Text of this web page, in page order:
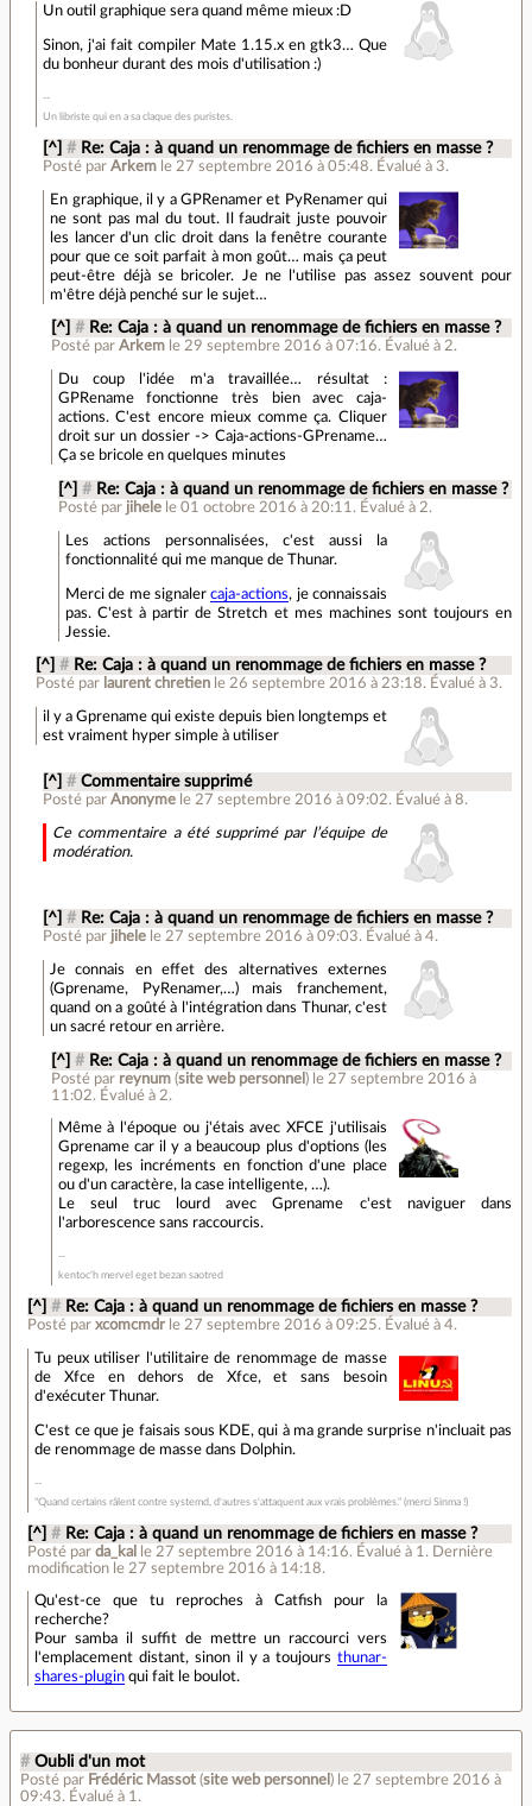
Un outil graphique sera quand même mieux :D
Sinon, j'ai fait compiler Mate 1.15.x en gtk3… Que
du bonheur durant des mois d'utilisation :)
Un libriste qui en a sa claque des puristes.
[^] # Re: Caja : à quand un renommage de fichiers en masse ?
Posté parArkem le 27 septembre 2016 à 05:48. Évalué à 3.
En graphique, il y a GPRenamer et PyRenamer qui
ne sont pas mal du tout. Il faudrait juste pouvoir
les lancer d'un clic droit dans la fenêtre courante
pour que ce soit parfait à mon goût… mais ça peut
peut-être déjà se bricoler. Je ne l'utilise pas assez souvent pour
m'être déjà penché sur le sujet…
[^] # Re: Caja : à quand un renommage de fichiers en masse ?
Posté par Arkem le 29 septembre 2016 à 07:16. Évalué à 2.
Du coup l'idée m'a travaillée… résultat :
GPRename fonctionne très bien avec caja-
actions. C'est encore mieux comme ça. Cliquer
droit sur un dossier -> Caja-actions-GPrename…
Ça se bricole en quelques minutes
[^] # Re: Caja : à quand un renommage de fichiers en masse ?
Posté par jihele le 01 octobre 2016 à 20:11 . Évalué à 2.
Les actions personnalisées, c'est aussi la
fonctionnalité qui me manque de Thunar.
Merci de me signalercaja-actions, je connaissais
pas. C'est à partir de Stretch et mes machines sont toujours en
Jessie.
[^] # Re: Caja : à quand un renommage de fichiers en masse ?
Posté par laurent chretien le 26 septembre 2016 à 23:18. Évalué à 3.
il y a Gprename qui existe depuis bien longtemps et
est vraiment hyper simple à utiliser
[^] # Commentaire supprimé
Posté parAnonyme le 27 septembre 2016 à 09:02. Évalué à8.
Ce commentaire a été supprimé par l’équipe de
modération.
[^] # Re: Caja : à quand un renommage de fichiers en masse ?
Posté par jihele le 27 septembre 2016 à 09:03. Évalué à4.
Je connais en effet des alternatives externes
(Gprename, PyRenamer,…) mais franchement,
quand on a goûté à l'intégration dans Thunar, c'est
un sacré retour en arrière.
[^] # Re: Caja : à quand un renommage de fichiers en masse ?
Posté par reynum(site web personnel ) le 27 septembre 2016 à
11:02. Évalué à 2.
Même à l'époque ou j'étais avec XFCE j'utilisais
Gprename car il y a beaucoup plus d'options (les
regexp, les incréments en fonction d'une place
ou d'un caractère, la case intelligente, …).
Le seul truc lourd avec Gprename c'est naviguer dans
l'arborescence sans raccourcis.
kentoc'h mervel eget bezan saotred
[^] # Re: Caja : à quand un renommage de fichiers en masse ?
Posté parxcomcmdr le 27 septembre 2016 à 09:25. Évalué à4.
Tu peux utiliser l'utilitaire de renommage de masse
de Xfce en dehors de Xfce, et sans besoin
d'exécuter Thunar.
C'est ce que je faisais sous KDE, qui à ma grande surprise n'incluait pas
de renommage de masse dans Dolphin.
"Quand certains râlent contre systemd, d'autres s'attaquent aux vrais problèmes." (merci Sinma !)
[^] # Re: Caja : à quand un renommage de fichiers en masse ?
Posté parda_kal le 27 septembre 2016 à 14:16. Évalué à 1 . Dernière
modification le 27 septembre 2016 à 14:18.
Qu'est-ce que tu reproches à Catfish pour la
recherche?
Pour samba il suffit de mettre un raccourci vers
l'emplacement distant, sinon il y a toujours thunar-
shares-plugin qui fait le boulot.
# Oubli d'un mot
Posté par Frédéric Massot (site web personnel ) le 27 septembre 2016 à
09:43. Évalué à 1 .